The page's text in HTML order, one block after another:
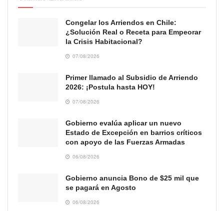
Congelar los Arriendos en Chile:
¿Solución Real o Receta para Empeorar
la Crisis Habitacional?
07/08/2026
Primer llamado al Subsidio de Arriendo
2026: ¡Postula hasta HOY!
07/08/2026
Gobierno evalúa aplicar un nuevo
Estado de Excepción en barrios críticos
con apoyo de las Fuerzas Armadas
06/08/2026
Gobierno anuncia Bono de $25 mil que
se pagará en Agosto
06/08/2026